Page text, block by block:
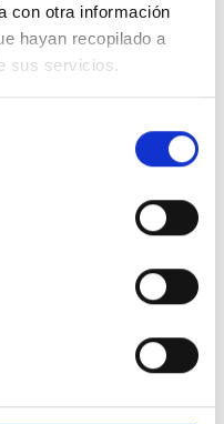
con otra información
hayan recopilado a
sus servicios.